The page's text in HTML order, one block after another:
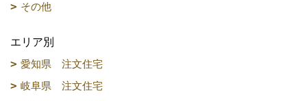
その他
エリア別
愛知県 注文住宅
岐阜県 注文住宅